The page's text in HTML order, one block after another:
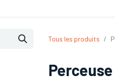
Tous les produits